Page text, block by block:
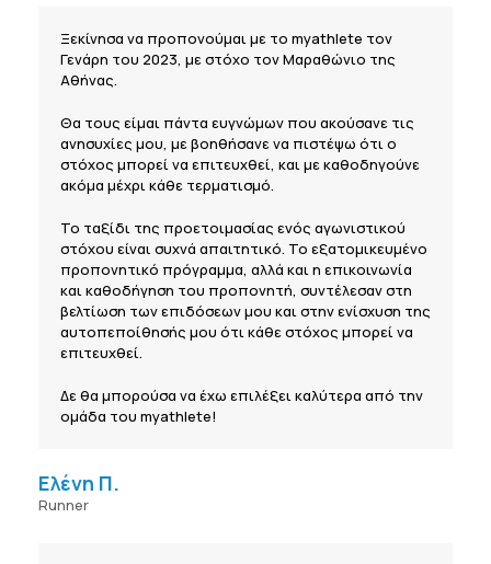
Ξεκίνησα να προπονούμαι με το myathlete τον
Γενάρη του 2023, με στόχο τον Μαραθώνιο της
Αθήνας.
Θα τους είμαι πάντα ευγνώμων που ακούσανε τις
ανησυχίες μου, με βοηθήσανε να πιστέψω ότι ο
στόχος μπορεί να επιτευχθεί, και με καθοδηγούνε
ακόμα μέχρι κάθε τερματισμό.
Το ταξίδι της προετοιμασίας ενός αγωνιστικού
στόχου είναι συχνά απαιτητικό. Το εξατομικευμένο
προπονητικό πρόγραμμα, αλλά και η επικοινωνία
και καθοδήγηση του προπονητή, συντέλεσαν στη
βελτίωση των επιδόσεων μου και στην ενίσχυση της
αυτοπεποίθησής μου ότι κάθε στόχος μπορεί να
επιτευχθεί.
Δε θα μπορούσα να έχω επιλέξει καλύτερα από την
ομάδα του myathlete!
Ελένη Π.
Runner